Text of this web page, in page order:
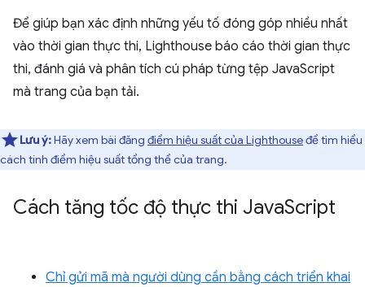
Để giúp bạn xác định những yếu tố đóng góp nhiều nhất
vào thời gian thực thi, Lighthouse báo cáo thời gian thực
thi, đánh giá và phân tích cú pháp từng tệp JavaScript
mà trang của bạn tải.
Lưu ý:Hãy xem bài đăng điểm hiệu suất của Lighthouseđể tìm hiểu
cách tính điểm hiệu suất tổng thể của trang.
Cách tăng tốc độ thực thi JavaScript
Chỉ gửi mã mà người dùng cần bằng cách triển khai